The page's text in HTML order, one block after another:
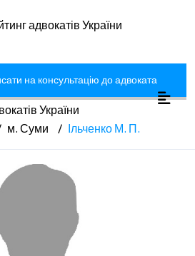
адвокатів України
на консультацію до адвоката
України
м. Суми Ільченко М. П.